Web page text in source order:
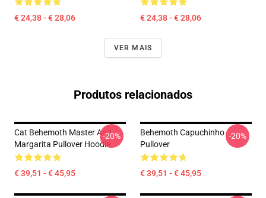
€ 24,38 - € 28,06 € 24,38 - € 28,06
VER MAIS
Produtos relacionados
Cat Behemoth Master And
Margarita Pullover Hoodie
€ 39,51 - € 45,95
-20%
Behemoth Capuchinho
Pullover
€ 39,51 - € 45,95
-20%